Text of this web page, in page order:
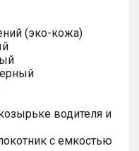
(эко-кожа)
водителя и
с емкостью